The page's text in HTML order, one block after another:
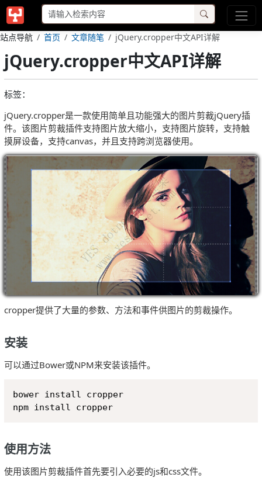
站点导航 首页 文章随笔 jQuery.cropper中文API详解
jQuery.cropper中文API详解
标签：
jQuery.cropper是一款使用简单且功能强大的图片剪裁jQuery插
件。该图片剪裁插件支持图片放大缩小，支持图片旋转，支持触
摸屏设备，支持canvas，并且支持跨浏览器使用。
cropper提供了大量的参数、方法和事件供图片的剪裁操作。
安装
可以通过Bower或NPM来安装该插件。
bower install cropper
npm install cropper
使用方法
使用该图片剪裁插件首先要引入必要的js和css文件。